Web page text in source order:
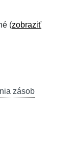
(zobraziť
zásob